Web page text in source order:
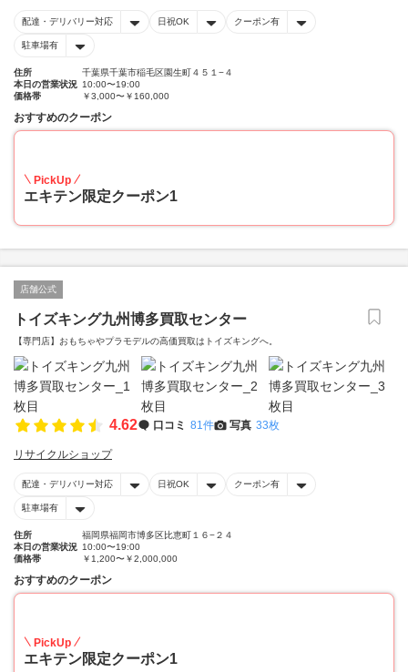
配達・デリバリー対応 日祝OK クーポン有
駐車場有
住所
千葉県千葉市稲毛区園生町４５１−４
本日の営業状況 10:00〜19:00
価格帯
￥3,000〜￥160,000
おすすめのクーポン
PickUp
エキテン限定クーポン1
店舗公式
トイズキング九州博多買取センター
【専門店】おもちゃやプラモデルの高価買取はトイズキングへ。‎
4.62 口コミ 81件 写真 33枚
リサイクルショップ
配達・デリバリー対応 日祝OK クーポン有
駐車場有
住所
福岡県福岡市博多区比恵町１６−２４
本日の営業状況 10:00〜19:00
価格帯
￥1,200〜￥2,000,000
おすすめのクーポン
PickUp
エキテン限定クーポン1